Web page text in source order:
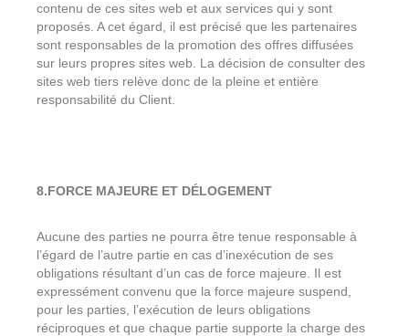
contenu de ces sites web et aux services qui y sont
proposés. A cet égard, il est précisé que les partenaires
sont responsables de la promotion des offres diffusées
sur leurs propres sites web. La décision de consulter des
sites web tiers relève donc de la pleine et entière
responsabilité du Client.
8.FORCE MAJEURE ET DÉLOGEMENT
Aucune des parties ne pourra être tenue responsable à
l’égard de l’autre partie en cas d’inexécution de ses
obligations résultant d’un cas de force majeure. Il est
expressément convenu que la force majeure suspend,
pour les parties, l’exécution de leurs obligations
réciproques et que chaque partie supporte la charge des